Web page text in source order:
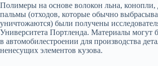
Полимеры на основе волокон льна,
пальмы (отходов, которые обычно
уничтожаются) были получены
Университета Портленда. Материалы могут
в автомобилестроении для производства
ненесущих элементов кузова.